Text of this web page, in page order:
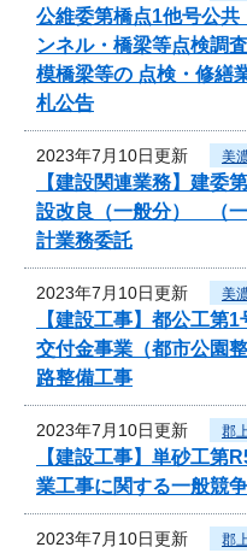
公維委第橋点1他号公
ンネル・橋梁等点検調
模橋梁等の 点検・修繕
札公告
2023年7月10日更新 美
【建設関連業務】建
設改良（一般分） （
計業務委託
2023年7月10日更新 美
【建設工事】都公工
交付金事業（都市公園
路整備工事
2023年7月10日更新 郡
【建設工事】単砂工
業工事に関する一般競
2023年7月10日更新 郡